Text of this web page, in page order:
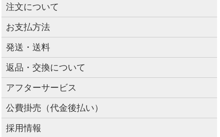
注文について
お支払方法
発送・送料
返品・交換について
アフターサービス
公費掛売（代金後払い）
採用情報